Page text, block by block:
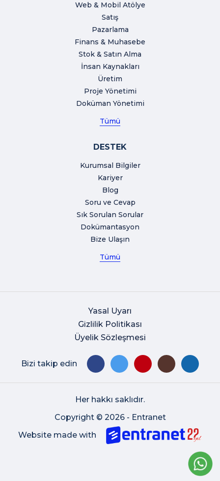
Web & Mobil Atölye
Satış
Pazarlama
Finans & Muhasebe
Stok & Satın Alma
İnsan Kaynakları
Üretim
Proje Yönetimi
Doküman Yönetimi
Tümü
DESTEK
Kurumsal Bilgiler
Kariyer
Blog
Soru ve Cevap
Sık Sorulan Sorular
Dokümantasyon
Bize Ulaşın
Tümü
Yasal Uyarı
Gizlilik Politikası
Üyelik Sözleşmesi
Bizi takip edin
Her hakkı saklıdır.
Copyright © 2026 - Entranet
Website made with